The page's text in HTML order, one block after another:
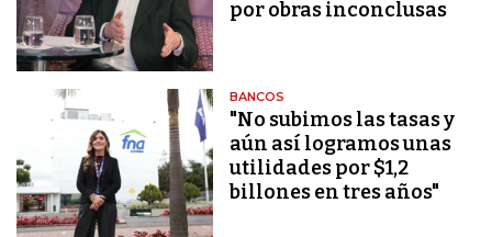
por obras inconclusas
BANCOS
"No subimos las tasas y
aún así logramos unas
utilidades por $1,2
billones en tres años"